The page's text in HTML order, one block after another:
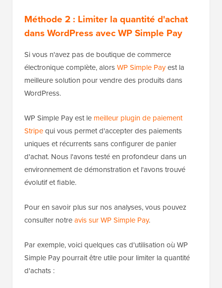
Méthode 2 : Limiter la quantité d'achat
dans WordPress avec WP Simple Pay
Si vous n'avez pas de boutique de commerce
électronique complète, alorsWP Simple Payest la
meilleure solution pour vendre des produits dans
WordPress.
WP Simple Pay est le meilleur plugin de paiement
Stripequi vous permet d'accepter des paiements
uniques et récurrents sans configurer de panier
d'achat. Nous l'avons testé en profondeur dans un
environnement de démonstration et l'avons trouvé
évolutif et fiable.
Pour en savoir plus sur nos analyses, vous pouvez
consulter notreavis sur WP Simple Pay.
Par exemple, voici quelques cas d'utilisation où WP
Simple Pay pourrait être utile pour limiter la quantité
d'achats :